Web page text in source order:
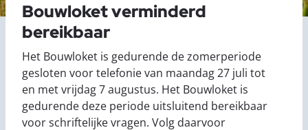
Bouwloket verminderd
bereikbaar
Het Bouwloket is gedurende de zomerperiode
gesloten voor telefonie van maandag 27 juli tot
en met vrijdag 7 augustus. Het Bouwloket is
gedurende deze periode uitsluitend bereikbaar
voor schriftelijke vragen. Volg daarvoor